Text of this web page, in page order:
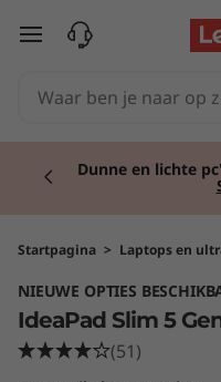
a
d
S
Ga naar de
Dunne en lichte
Startpagina > Laptops en
NIEUWE OPTIES
IdeaPad Slim 5
(51)